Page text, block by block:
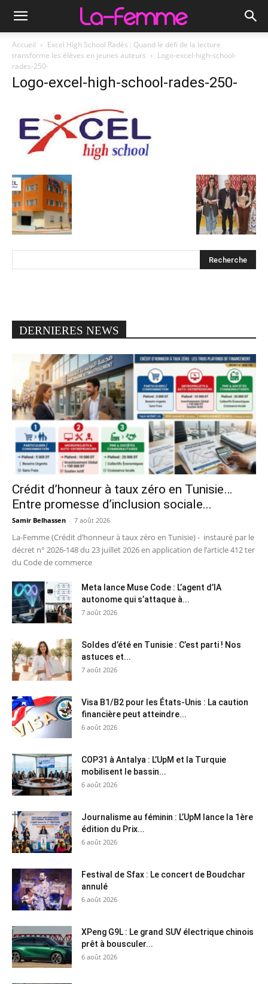
Accueil
Excel High School Radès : Quand le défi de la lecture
transforme les élèves en jeunes auteurs
Logo-excel-high-school-
rades-250-
Logo-excel-high-school-rades-250-
DERNIERES NEWS
Crédit d’honneur à taux zéro en Tunisie…
Entre promesse d’inclusion sociale...
Samir Belhassen - 7 août 2026
La-Femme (Crédit d’honneur à taux zéro en Tunisie) - instauré par le
décret n° 2026-148 du 23 juillet 2026 en application de l’article 412 ter
du Code de commerce
Meta lance Muse Code : L’agent d’IA
autonome qui s’attaque à...
7 août 2026
Soldes d’été en Tunisie : C’est parti ! Nos
astuces et...
7 août 2026
Visa B1/B2 pour les États-Unis : La caution
financière peut atteindre...
6 août 2026
COP31 à Antalya : L’UpM et la Turquie
mobilisent le bassin...
6 août 2026
Journalisme au féminin : L’UpM lance la 1ère
édition du Prix...
6 août 2026
Festival de Sfax : Le concert de Boudchar
annulé
6 août 2026
XPeng G9L : Le grand SUV électrique chinois
prêt à bousculer...
6 août 2026